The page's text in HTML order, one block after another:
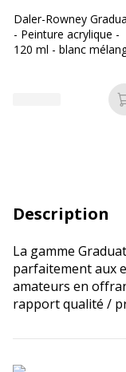
Daler-Rowney
- Peinture acrylique -
120 ml - blanc
Description
La gamme
parfaitement aux
amateurs en
rapport qualité /